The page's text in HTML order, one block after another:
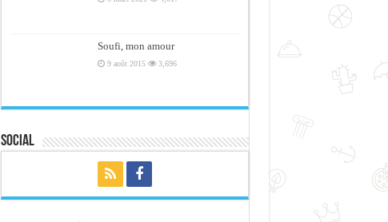
Soufi, mon amour
9 août 2015 3,696
Social